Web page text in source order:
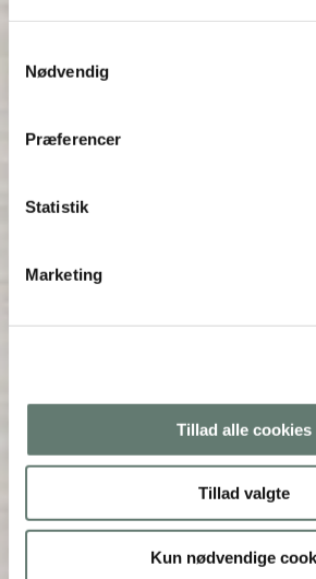
Nødvendig
Præferencer
Statistik
Marketing
Tillad alle cookies
Tillad valgte
Kun nødvendige